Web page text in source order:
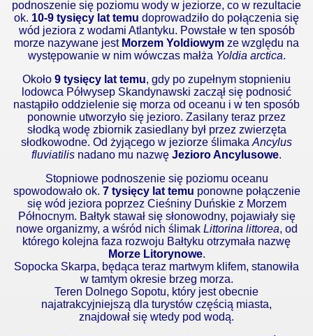
podnoszenie się poziomu wody w jeziorze, co w rezultacie
ok. 10-9 tysięcy lat temu doprowadziło do połączenia się
wód jeziora z wodami Atlantyku. Powstałe w ten sposób
morze nazywane jest Morzem Yoldiowym ze względu na
występowanie w nim wówczas małża Yoldia arctica.
Około 9 tysięcy lat temu, gdy po zupełnym stopnieniu
lodowca Półwysep Skandynawski zaczął się podnosić
nastąpiło oddzielenie się morza od oceanu i w ten sposób
ponownie utworzyło się jezioro. Zasilany teraz przez
słodką wodę zbiornik zasiedlany był przez zwierzęta
słodkowodne. Od żyjącego w jeziorze ślimaka Ancylus
fluviatilis nadano mu nazwę Jezioro Ancylusowe.
Stopniowe podnoszenie się poziomu oceanu
spowodowało ok. 7 tysięcy lat temu ponowne połączenie
się wód jeziora poprzez Cieśniny Duńskie z Morzem
Północnym. Bałtyk stawał się słonowodny, pojawiały się
nowe organizmy, a wśród nich ślimak Littorina littorea, od
którego kolejna faza rozwoju Bałtyku otrzymała nazwę
Morze Litorynowe.
Sopocka Skarpa, będąca teraz martwym klifem, stanowiła
w tamtym okresie brzeg morza.
Teren Dolnego Sopotu, który jest obecnie
najatrakcyjniejszą dla turystów częścią miasta,
znajdował się wtedy pod wodą.